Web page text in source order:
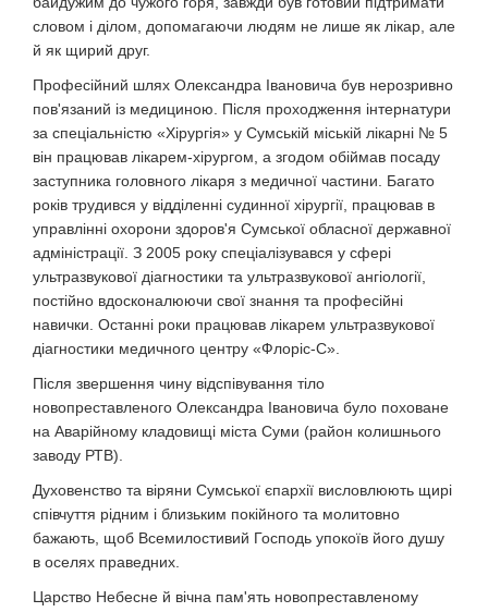
словом і ділом, допомагаючи людям не лише як лікар, але
й як щирий друг.
Професійний шлях Олександра Івановича був нерозривно
пов'язаний із медициною. Після проходження інтернатури
за спеціальністю «Хірургія» у Сумській міській лікарні № 5
він працював лікарем-хірургом, а згодом обіймав посаду
заступника головного лікаря з медичної частини. Багато
років трудився у відділенні судинної хірургії, працював в
управлінні охорони здоров'я Сумської обласної державної
адміністрації. З 2005 року спеціалізувався у сфері
ультразвукової діагностики та ультразвукової ангіології,
постійно вдосконалюючи свої знання та професійні
навички. Останні роки працював лікарем ультразвукової
діагностики медичного центру «Флоріс-С».
Після звершення чину відспівування тіло
новопреставленого Олександра Івановича було поховане
на Аварійному кладовищі міста Суми (район колишнього
заводу РТВ).
Духовенство та віряни Сумської єпархії висловлюють щирі
співчуття рідним і близьким покійного та молитовно
бажають, щоб Всемилостивий Господь упокоїв його душу
в оселях праведних.
Царство Небесне й вічна пам'ять новопреставленому